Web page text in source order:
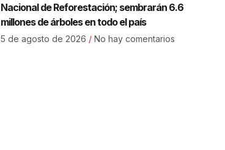
Nacional de Reforestación; sembrarán 6.6
millones de árboles en todo el país
5 de agosto de 2026 No hay comentarios